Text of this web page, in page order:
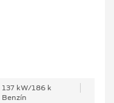
137 kW/186 k
Benzín